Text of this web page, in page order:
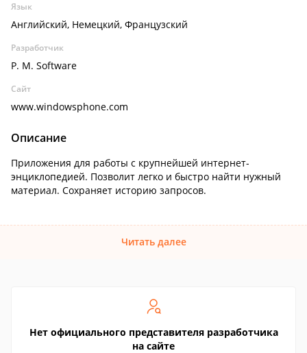
Язык
Английский, Немецкий, Французский
Разработчик
P. M. Software
Сайт
www.windowsphone.com
Описание
Приложения для работы с крупнейшей интернет-
энциклопедией. Позволит легко и быстро найти нужный
материал. Сохраняет историю запросов.
Читать далее
Нет официального представителя разработчика
на сайте